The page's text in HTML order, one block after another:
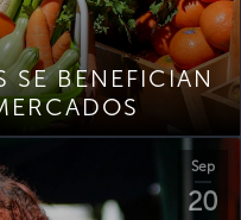
SE BENEFICIAN
Sep
20